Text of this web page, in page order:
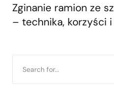
Zginanie ramion ze
– technika, korzyści i